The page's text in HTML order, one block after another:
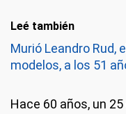
Leé también
Murió Leandro Rud,
modelos, a los 51
Hace 60 años, un 25